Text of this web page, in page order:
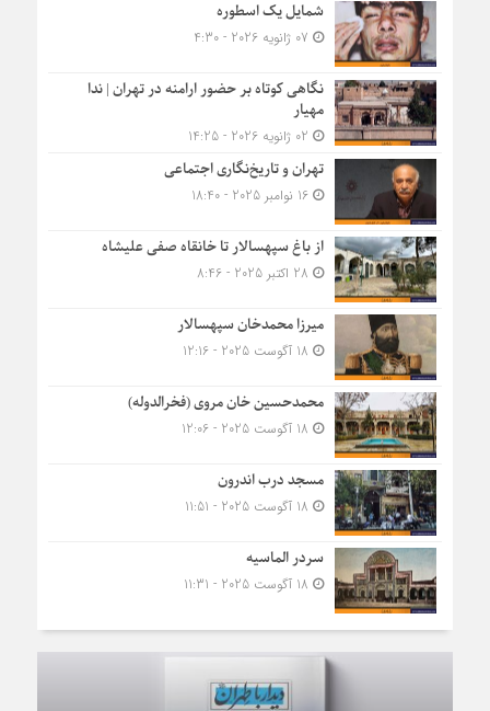
شمایل یک اسطوره
نگاهی کوتاه بر حضور ارامنه در تهران | ندا
مهیار
تهران و تاریخ‌نگاری اجتماعی
16 نوامبر 2025 - 18:40
از باغ سپهسالار تا خانقاه صفی علیشاه
میرزا محمدخان سپهسالار
محمدحسین خان مروی (فخرالدوله)
مسجد درب اندرون
سردر الماسیه